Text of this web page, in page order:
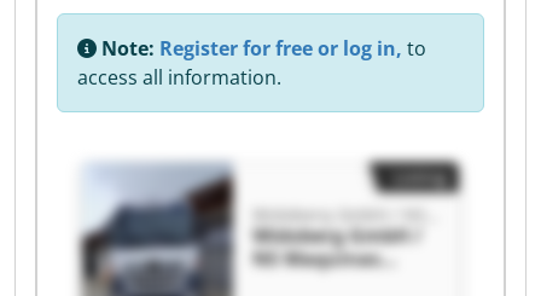
Note: Register for free or log in, to
access all information.
Widoberg GmbH /
NS Maquinas
Deutschland